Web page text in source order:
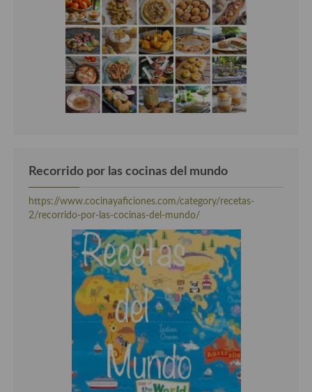
Recorrido por las cocinas del mundo
https://www.cocinayaficiones.com/category/recetas-
2/recorrido-por-las-cocinas-del-mundo/